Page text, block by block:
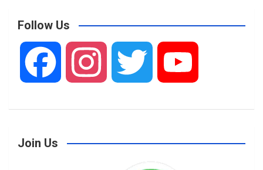
Follow Us
s i u
Join Us